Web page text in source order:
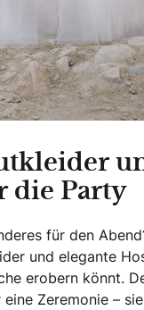
die Party
für den
und elegante
erobern könnt.
Zeremonie –